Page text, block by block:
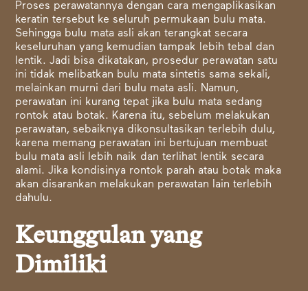
Proses perawatannya dengan cara mengaplikasikan
keratin tersebut ke seluruh permukaan bulu mata.
Sehingga bulu mata asli akan terangkat secara
keseluruhan yang kemudian tampak lebih tebal dan
lentik. Jadi bisa dikatakan, prosedur perawatan satu
ini tidak melibatkan bulu mata sintetis sama sekali,
melainkan murni dari bulu mata asli. Namun,
perawatan ini kurang tepat jika bulu mata sedang
rontok atau botak. Karena itu, sebelum melakukan
perawatan, sebaiknya dikonsultasikan terlebih dulu,
karena memang perawatan ini bertujuan membuat
bulu mata asli lebih naik dan terlihat lentik secara
alami. Jika kondisinya rontok parah atau botak maka
akan disarankan melakukan perawatan lain terlebih
dahulu.
Keunggulan yang
Dimiliki